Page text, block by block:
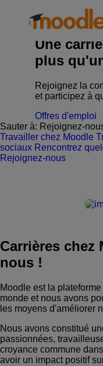
contenuProduits
Prestations de
Solutions
À propos de nous
FR
Carrières
Une
plus
Rejoignez la
et participez à
Offres d'emploi
Sauter à: Rejoignez-
Travailler chez Moodle
sociaux Rencontrez
Rejoignez-nous
Carrières chez
nous !
Moodle est la
monde et nous avons
les moyens d'améliorer
Nous avons constitué
passionnées,
croyance commune
avoir un impact positif